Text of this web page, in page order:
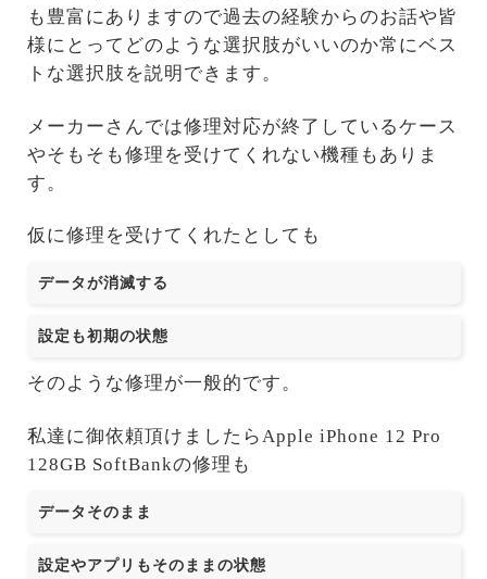
も豊富にありますので過去の経験からのお話や皆
様にとってどのような選択肢がいいのか常にベス
トな選択肢を説明できます。
メーカーさんでは修理対応が終了しているケース
やそもそも修理を受けてくれない機種もありま
す。
仮に修理を受けてくれたとしても
データが消滅する
設定も初期の状態
そのような修理が一般的です。
私達に御依頼頂けましたらApple iPhone 12 Pro
128GB SoftBankの修理も
データそのまま
設定やアプリもそのままの状態